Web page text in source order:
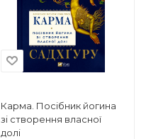
Карма. Посібник йогина
зі створення власної
долі